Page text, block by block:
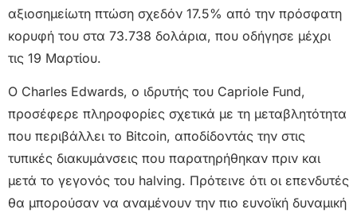
αξιοσημείωτη πτώση σχεδόν 17.5% από την πρόσφατη
κορυφή του στα 73.738 δολάρια, που οδήγησε μέχρι
τις 19 Μαρτίου.
Ο Charles Edwards, ο ιδρυτής του Capriole Fund,
προσέφερε πληροφορίες σχετικά με τη μεταβλητότητα
που περιβάλλει το Bitcoin, αποδίδοντάς την στις
τυπικές διακυμάνσεις που παρατηρήθηκαν πριν και
μετά το γεγονός του halving. Πρότεινε ότι οι επενδυτές
θα μπορούσαν να αναμένουν την πιο ευνοϊκή δυναμική